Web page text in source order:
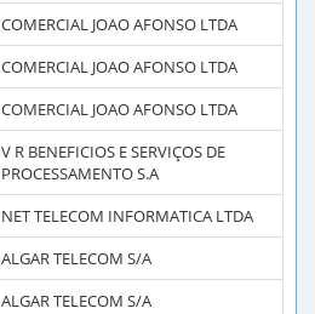
COMERCIAL JOAO AFONSO LTDA
COMERCIAL JOAO AFONSO LTDA
COMERCIAL JOAO AFONSO LTDA
V R BENEFICIOS E SERVIÇOS DE
PROCESSAMENTO S.A
NET TELECOM INFORMATICA LTDA
ALGAR TELECOM S/A
ALGAR TELECOM S/A